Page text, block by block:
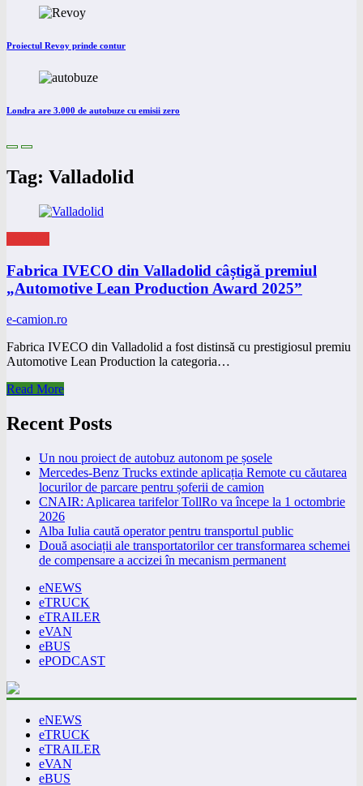
Proiectul Revoy prinde contur
Londra are 3.000 de autobuze cu emisii zero
Tag: Valladolid
Fabrica IVECO din Valladolid câștigă premiul
„Automotive Lean Production Award 2025”
e-camion.ro
Fabrica IVECO din Valladolid a fost distinsă cu prestigiosul premiu
Automotive Lean Production la categoria…
Read More
Recent Posts
Un nou proiect de autobuz autonom pe șosele
Mercedes-Benz Trucks extinde aplicația Remote cu căutarea
locurilor de parcare pentru șoferii de camion
CNAIR: Aplicarea tarifelor TollRo va începe la 1 octombrie
2026
Alba Iulia caută operator pentru transportul public
Două asociații ale transportatorilor cer transformarea schemei
de compensare a accizei în mecanism permanent
eNEWS
eTRUCK
eTRAILER
eVAN
eBUS
ePODCAST
eNEWS
eTRUCK
eTRAILER
eVAN
eBUS